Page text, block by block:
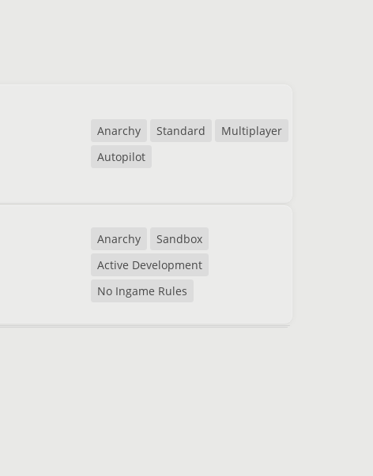
Anarchy Standard
Multiplayer
Autopilot
Anarchy
Sandbox
Active Development
No Ingame Rules